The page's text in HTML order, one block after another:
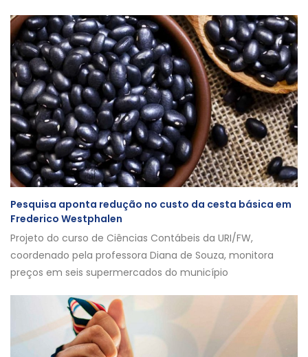
Pesquisa aponta redução no custo da cesta básica em
Frederico Westphalen
Projeto do curso de Ciências Contábeis da URI/FW,
coordenado pela professora Diana de Souza, monitora
preços em seis supermercados do município